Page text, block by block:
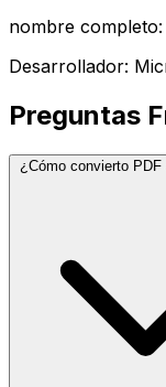
nombre
Desarrollador:
Preguntas
¿Cómo convierto